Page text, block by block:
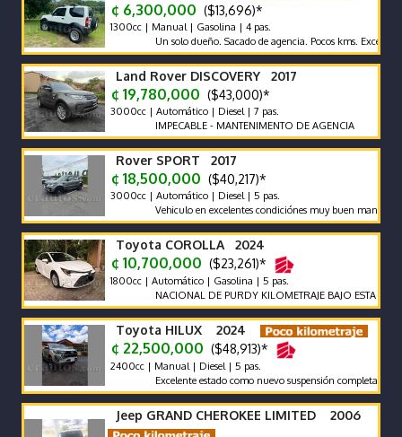
¢ 6,300,000 ($13,696)*
1300cc | Manual | Gasolina | 4 pas.
Un solo dueño. Sacado de agencia. Pocos kms. Excelentes
Land Rover DISCOVERY 2017
¢ 19,780,000 ($43,000)*
3000cc | Automático | Diesel | 7 pas.
IMPECABLE - MANTENIMENTO DE AGENCIA
Rover SPORT 2017
¢ 18,500,000 ($40,217)*
3000cc | Automático | Diesel | 5 pas.
Vehiculo en excelentes condiciónes muy buen mantenimiento.
Toyota COROLLA 2024
¢ 10,700,000 ($23,261)*
1800cc | Automático | Gasolina | 5 pas.
NACIONAL DE PURDY KILOMETRAJE BAJO ESTA
Toyota HILUX 2024
¢ 22,500,000 ($48,913)*
2400cc | Manual | Diesel | 5 pas.
Excelente estado como nuevo suspensión completa old man
Jeep GRAND CHEROKEE LIMITED 2006